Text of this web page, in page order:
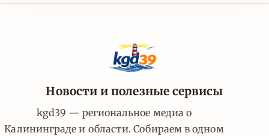
Новости и полезные сервисы
kgd39 — региональное медиа о
Калининграде и области. Собираем в одном